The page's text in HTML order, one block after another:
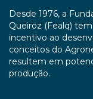
Desde 1976, a
Queiroz (Fealq)
incentivo ao
conceitos do
resultem em
produção.